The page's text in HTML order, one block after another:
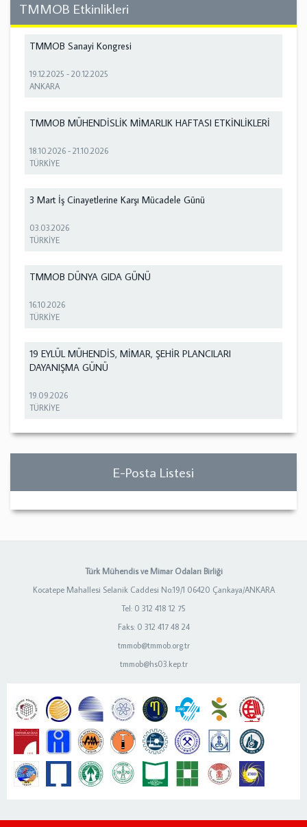
TMMOB Etkinlikleri
TMMOB Sanayi Kongresi
19.12.2025 -20.12.2025
ANKARA
TMMOB MÜHENDİSLİK MİMARLIK HAFTASI ETKİNLİKLERİ
18.10.2026 -21.10.2026
TÜRKİYE
3 Mart İş Cinayetlerine Karşı Mücadele Günü
03.03.2026
TÜRKİYE
TMMOB DÜNYA GIDA GÜNÜ
16.10.2026
TÜRKİYE
19 EYLÜL MÜHENDİS, MİMAR, ŞEHİR PLANCILARI
DAYANIŞMA GÜNÜ
19.09.2026
TÜRKİYE
E-Posta Listesi
Türk Mühendis ve Mimar Odaları Birliği
Kocatepe Mahallesi Selanik Caddesi No:19/1 06420 Çankaya/ANKARA
Tel: 0 312 418 12 75
Faks: 0 312 417 48 24
tmmob@tmmob.org.tr
tmmob@hs03.kep.tr